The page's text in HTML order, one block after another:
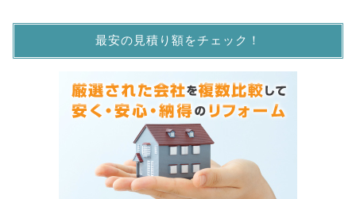
最安の見積り額をチェック！